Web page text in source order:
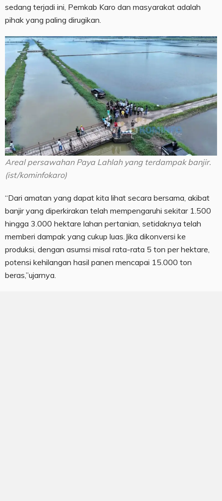
sedang terjadi ini, Pemkab Karo dan masyarakat adalah
pihak yang paling dirugikan.
Areal persawahan Paya Lahlah yang terdampak banjir.
(ist/kominfokaro)
“Dari amatan yang dapat kita lihat secara bersama, akibat
banjir yang diperkirakan telah mempengaruhi sekitar 1.500
hingga 3.000 hektare lahan pertanian, setidaknya telah
memberi dampak yang cukup luas.Jika dikonversi ke
produksi, dengan asumsi misal rata-rata 5 ton per hektare,
potensi kehilangan hasil panen mencapai 15.000 ton
beras,”ujarnya.